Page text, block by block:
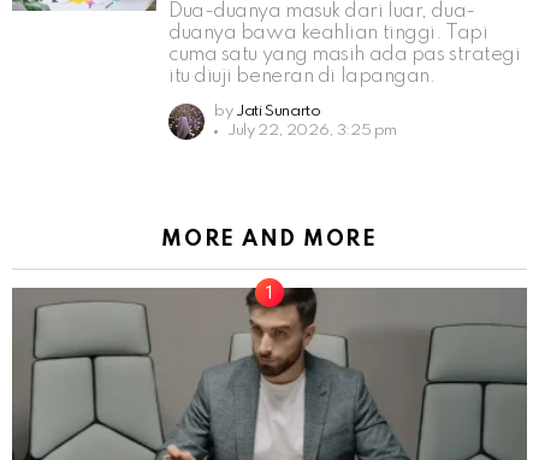
Dua-duanya masuk dari luar, dua-
duanya bawa keahlian tinggi. Tapi
cuma satu yang masih ada pas strategi
itu diuji beneran di lapangan.
by Jati Sunarto
July 22, 2026, 3:25 pm
MORE AND MORE